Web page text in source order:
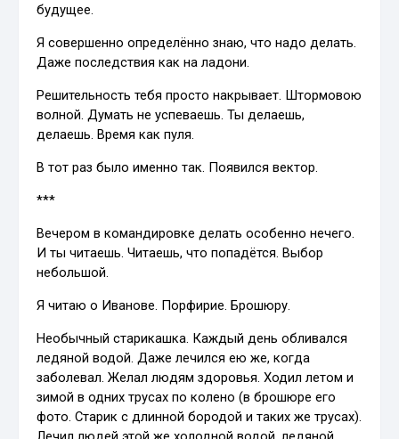
будущее.
Я совершенно определённо знаю, что надо делать.
Даже последствия как на ладони.
Решительность тебя просто накрывает. Штормовою
волной. Думать не успеваешь. Ты делаешь,
делаешь. Время как пуля.
В тот раз было именно так. Появился вектор.
***
Вечером в командировке делать особенно нечего.
И ты читаешь. Читаешь, что попадётся. Выбор
небольшой.
Я читаю о Иванове. Порфирие. Брошюру.
Необычный старикашка. Каждый день обливался
ледяной водой. Даже лечился ею же, когда
заболевал. Желал людям здоровья. Ходил летом и
зимой в одних трусах по колено (в брошюре его
фото. Старик с длинной бородой и таких же трусах).